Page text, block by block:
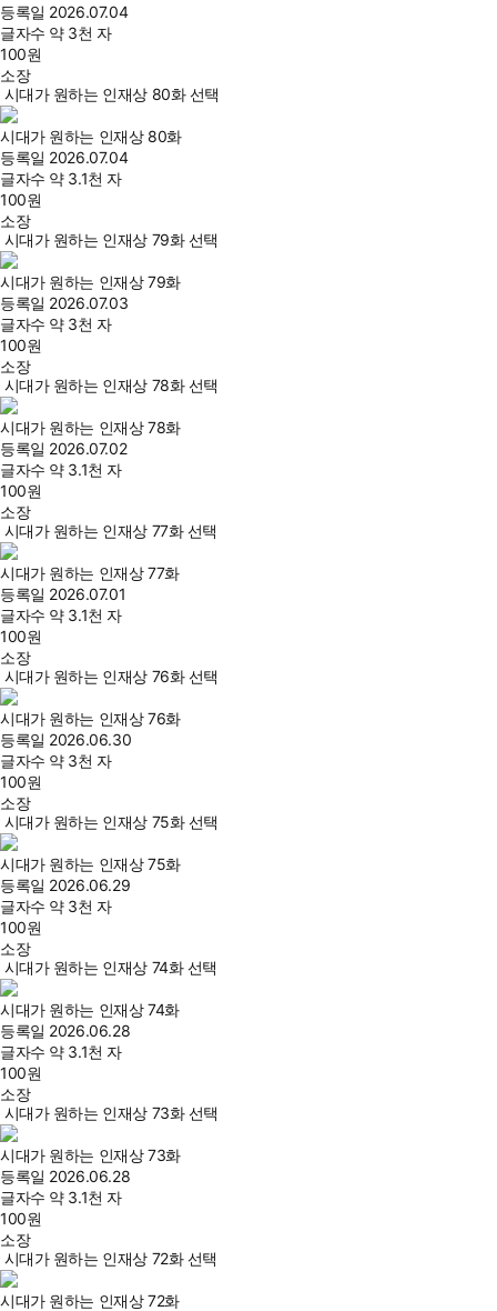
등록일 2026.07.04
글자수 약 3천 자
100원
소장
시대가 원하는 인재상 80화 선택
시대가 원하는 인재상 80화
등록일 2026.07.04
글자수 약 3.1천 자
100원
소장
시대가 원하는 인재상 79화 선택
시대가 원하는 인재상 79화
등록일 2026.07.03
글자수 약 3천 자
100원
소장
시대가 원하는 인재상 78화 선택
시대가 원하는 인재상 78화
등록일 2026.07.02
글자수 약 3.1천 자
100원
소장
시대가 원하는 인재상 77화 선택
시대가 원하는 인재상 77화
등록일 2026.07.01
글자수 약 3.1천 자
100원
소장
시대가 원하는 인재상 76화 선택
시대가 원하는 인재상 76화
등록일 2026.06.30
글자수 약 3천 자
100원
소장
시대가 원하는 인재상 75화 선택
시대가 원하는 인재상 75화
등록일 2026.06.29
글자수 약 3천 자
100원
소장
시대가 원하는 인재상 74화 선택
시대가 원하는 인재상 74화
등록일 2026.06.28
글자수 약 3.1천 자
100원
소장
시대가 원하는 인재상 73화 선택
시대가 원하는 인재상 73화
등록일 2026.06.28
글자수 약 3.1천 자
100원
소장
시대가 원하는 인재상 72화 선택
시대가 원하는 인재상 72화